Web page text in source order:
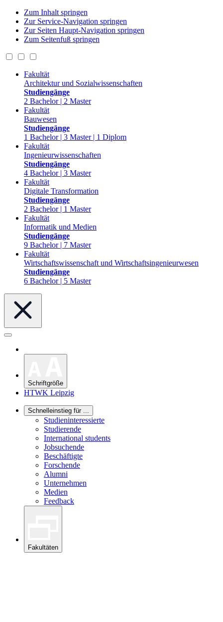
Zum Inhalt springen
Zur Service-Navigation springen
Zur Seiten Haupt-Navigation springen
Zum Seitenfuß springen
Fakultät
Architektur und Sozialwissenschaften
Studiengänge
2 Bachelor | 2 Master
Fakultät
Bauwesen
Studiengänge
1 Bachelor | 3 Master | 1 Diplom
Fakultät
Ingenieurwissenschaften
Studiengänge
4 Bachelor | 3 Master
Fakultät
Digitale Transformation
Studiengänge
2 Bachelor | 1 Master
Fakultät
Informatik und Medien
Studiengänge
9 Bachelor | 7 Master
Fakultät
Wirtschaftswissenschaft und Wirtschaftsingenieurwesen
Studiengänge
6 Bachelor | 5 Master
Schriftgröße
HTWK Leipzig
Schnelleinstieg für ...
Studieninteressierte
Studierende
International students
Jobsuchende
Beschäftigte
Forschende
Alumni
Unternehmen
Medien
Feedback
Fakultäten